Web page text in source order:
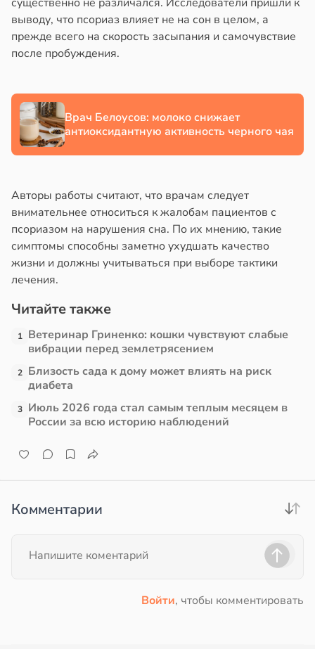
19:27
выводу, что псориаз влияет не на сон в целом, а
прежде всего на скорость засыпания и самочувствие
после пробуждения.
Врач Белоусов: молоко снижает
антиоксидантную активность черного чая
Авторы работы считают, что врачам следует
внимательнее относиться к жалобам пациентов с
псориазом на нарушения сна. По их мнению, такие
симптомы способны заметно ухудшать качество
жизни и должны учитываться при выборе тактики
лечения.
Читайте также
1 Ветеринар Гриненко: кошки чувствуют слабые
вибрации перед землетрясением
2 Близость сада к дому может влиять на риск
диабета
3 Июль 2026 года стал самым теплым месяцем в
России за всю историю наблюдений
Комментарии
Войти, чтобы комментировать
20:55
20:37